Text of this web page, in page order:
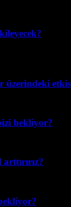
üzerindeki
bekliyor?